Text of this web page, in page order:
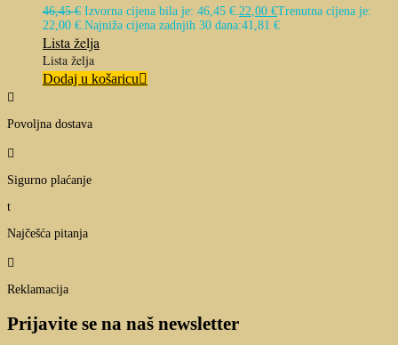
46,45€ Izvorna cijena bila je: 46,45 €.22,00 €Trenutna cijena je:
22,00 €.Najniža cijena zadnjih 30 dana:41,81 €
Lista želja
Lista želja
Dodaj u košaricu

Povoljna dostava

Sigurno plaćanje
t
Najčešća pitanja

Reklamacija
Prijavite se na naš newsletter